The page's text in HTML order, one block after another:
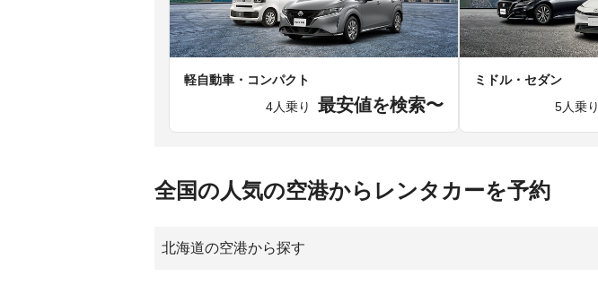
軽自動車・コンパクト
4人乗り
最安値を検索〜
ミドル・セダン
5人乗り
全国の人気の空港からレンタカーを予約
北海道の空港から探す